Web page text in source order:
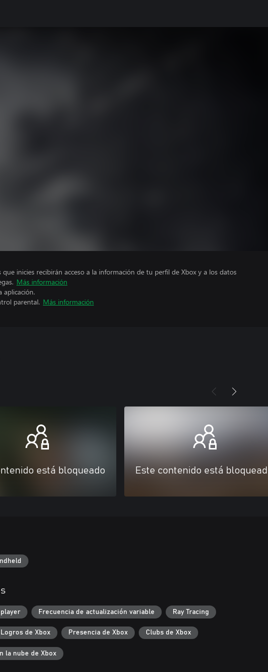
que inicies recibirán acceso a la información de tu perfil de Xbox y a los datos
Más información
aplicación.
parental. Más información
está bloqueado Este contenido está
Frecuencia de actualización variable Ray Tracing
Logros de Xbox Presencia de Xbox Clubs de Xbox
la nube de Xbox